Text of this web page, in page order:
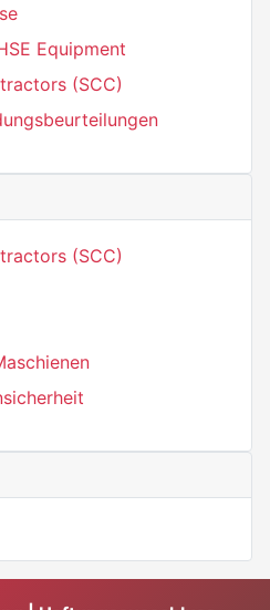
Equipment
(SCC)
(SCC)